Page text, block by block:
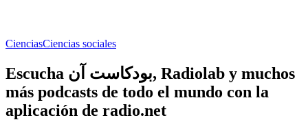
CienciasCiencias sociales
Escucha بودكاست آن, Radiolab y muchos
más podcasts de todo el mundo con la
aplicación de radio.net